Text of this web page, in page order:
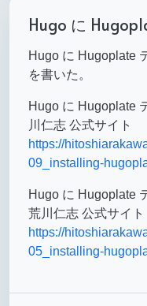
Hugo に
Hugo に Hugoplate
を書いた。
Hugo に Hugoplate
川仁志 公式サイト
https://
09_installing-
Hugo に Hugoplate
荒川仁志 公式サイト
https://
05_installing-